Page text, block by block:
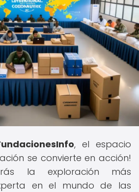
, el espacio
se convierte en acción!
la exploración más
en el mundo de las